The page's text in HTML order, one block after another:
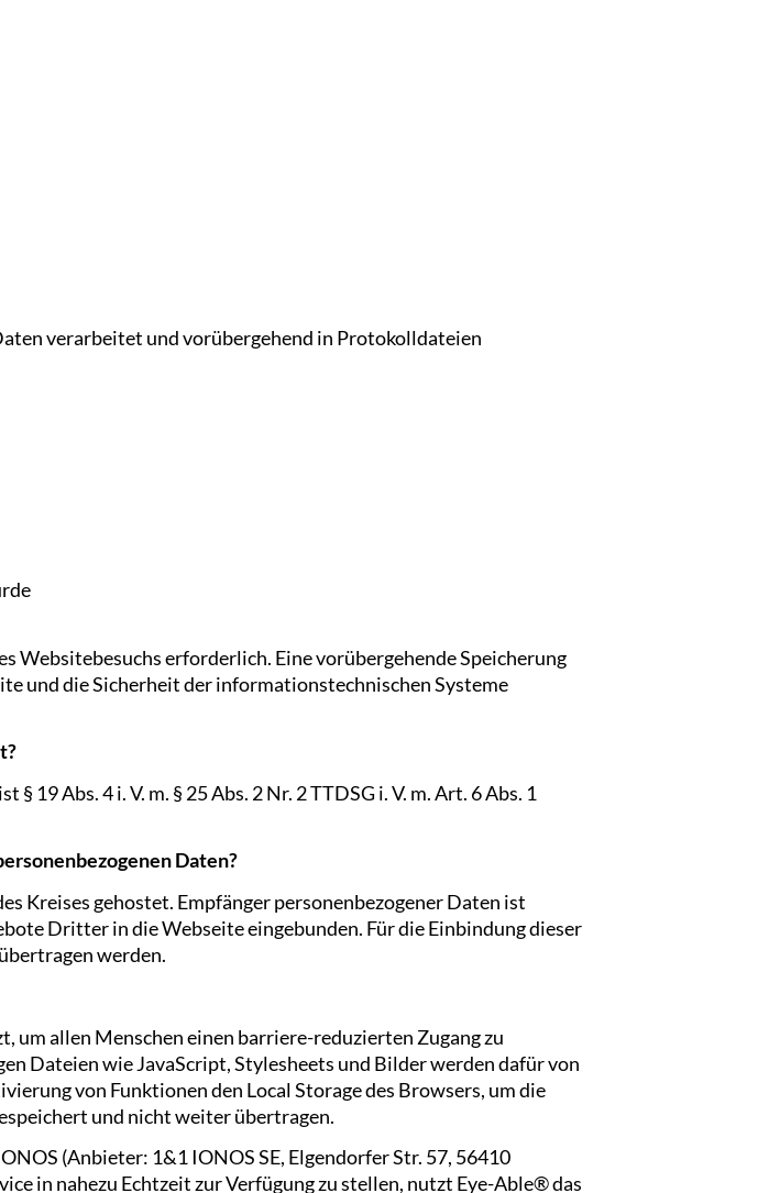
verarbeitet und vorübergehend in Protokolldateien
Websitebesuchs erforderlich. Eine vorübergehende Speicherung
und die Sicherheit der informationstechnischen Systeme
19 Abs. 4 i. V. m. § 25 Abs. 2 Nr. 2 TTDSG i. V. m. Art. 6 Abs. 1
Daten?
Kreises gehostet. Empfänger personenbezogener Daten ist
Dritter in die Webseite eingebunden. Für die Einbindung dieser
werden.
allen Menschen einen barriere-reduzierten Zugang zu
Dateien wie JavaScript, Stylesheets und Bilder werden dafür von
von Funktionen den Local Storage des Browsers, um die
und nicht weiter übertragen.
(Anbieter: 1&1 IONOS SE, Elgendorfer Str. 57, 56410
in nahezu Echtzeit zur Verfügung zu stellen, nutzt Eye-Able® das